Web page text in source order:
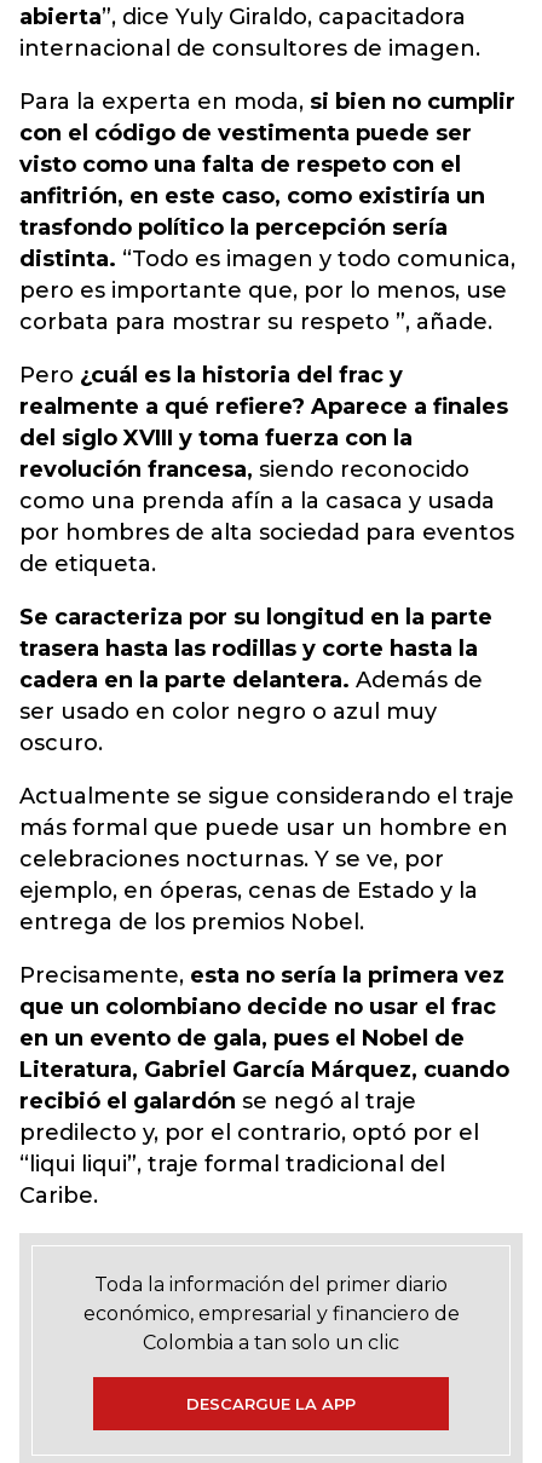
abierta”, dice Yuly Giraldo, capacitadora
internacional de consultores de imagen.
Para la experta en moda, si bien no cumplir
con el código de vestimenta puede ser
visto como una falta de respeto con el
anfitrión, en este caso, como existiría un
trasfondo político la percepción sería
distinta. “Todo es imagen y todo comunica,
pero es importante que, por lo menos, use
corbata para mostrar su respeto ”, añade.
Pero ¿cuál es la historia del frac y
realmente a qué refiere? Aparece a finales
del siglo XVIII y toma fuerza con la
revolución francesa, siendo reconocido
como una prenda afín a la casaca y usada
por hombres de alta sociedad para eventos
de etiqueta.
Se caracteriza por su longitud en la parte
trasera hasta las rodillas y corte hasta la
cadera en la parte delantera. Además de
ser usado en color negro o azul muy
oscuro.
Actualmente se sigue considerando el traje
más formal que puede usar un hombre en
celebraciones nocturnas. Y se ve, por
ejemplo, en óperas, cenas de Estado y la
entrega de los premios Nobel.
Precisamente, esta no sería la primera vez
que un colombiano decide no usar el frac
en un evento de gala, pues el Nobel de
Literatura, Gabriel García Márquez, cuando
recibió el galardón se negó al traje
predilecto y, por el contrario, optó por el
“liqui liqui”, traje formal tradicional del
Caribe.
Toda la información del primer diario
económico, empresarial y financiero de
Colombia a tan solo un clic
DESCARGUE LA APP